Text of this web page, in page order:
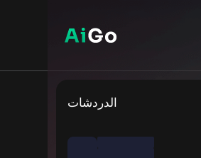
الدردشات